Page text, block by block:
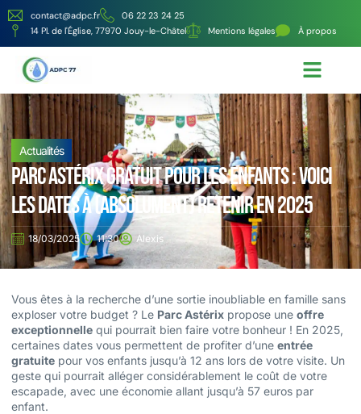
contact@adpc.fr
06 22 23 24 25
14 Pl. de l'Église, 77970 Jouy-le-Châtel
Mentions légales À propos
Actualités
Parc Astérix gratuit pour les enfants : voici
les dates à (absolument) retenir en 2025
18/03/2025 11:30 Alexis
Vous êtes à la recherche d’une sortie inoubliable en famille sans
exploser votre budget ? Le Parc Astérix propose une offre
exceptionnelle qui pourrait bien faire votre bonheur ! En 2025,
certaines dates vous permettent de profiter d’une entrée
gratuite pour vos enfants jusqu’à 12 ans lors de votre visite. Un
geste qui pourrait alléger considérablement le coût de votre
escapade, avec une économie allant jusqu’à 57 euros par
enfant.